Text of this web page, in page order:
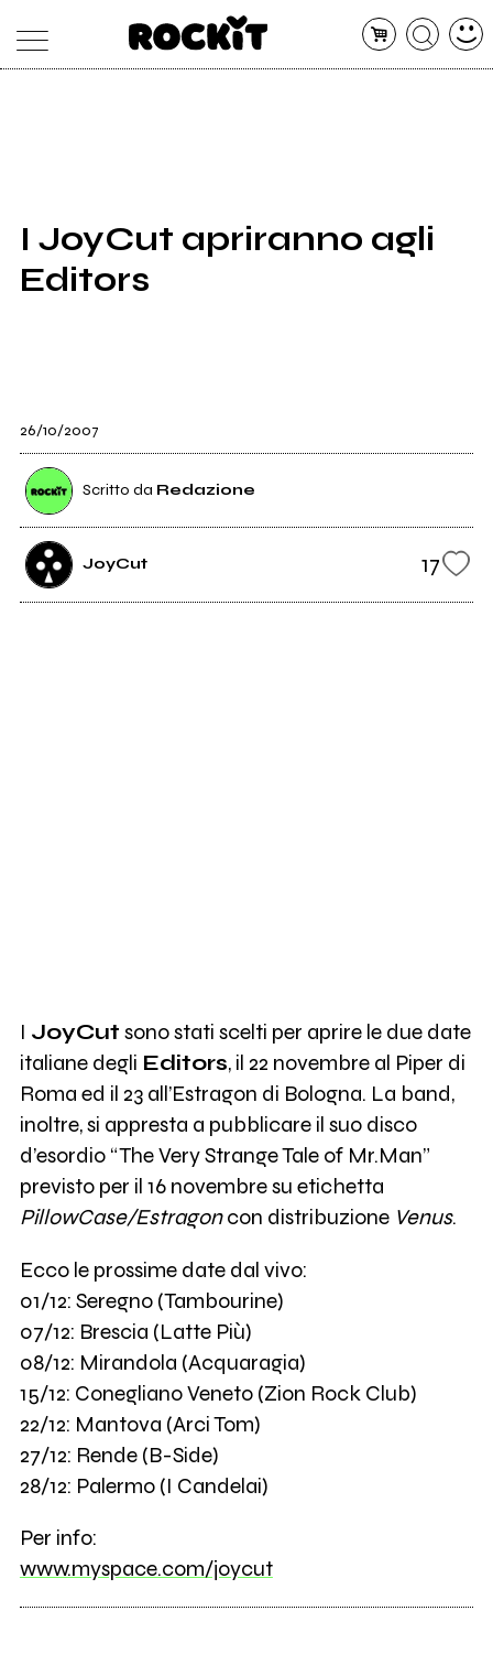
SHOP
RADIO
I JoyCut apriranno agli
Editors
26/10/2007
Scritto da Redazione
JoyCut 17
I JoyCut sono stati scelti per aprire le due date
italiane degli Editors, il 22 novembre al Piper di
Roma ed il 23 all’Estragon di Bologna. La band,
inoltre, si appresta a pubblicare il suo disco
d’esordio “The Very Strange Tale of Mr.Man”
previsto per il 16 novembre su etichetta
PillowCase/Estragoncon distribuzione Venus.
Ecco le prossime date dal vivo:
01/12: Seregno (Tambourine)
07/12: Brescia (Latte Più)
08/12: Mirandola (Acquaragia)
15/12: Conegliano Veneto (Zion Rock Club)
22/12: Mantova (Arci Tom)
27/12: Rende (B-Side)
28/12: Palermo (I Candelai)
Per info:
www.myspace.com/joycut